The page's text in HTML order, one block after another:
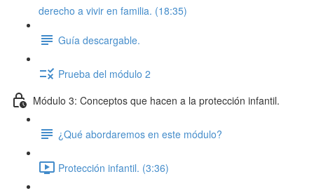
derecho a vivir en familia. (18:35)
Guía descargable.
Prueba del módulo 2
Módulo 3: Conceptos que hacen a la protección infantil.
¿Qué abordaremos en este módulo?
Protección infantil. (3:36)